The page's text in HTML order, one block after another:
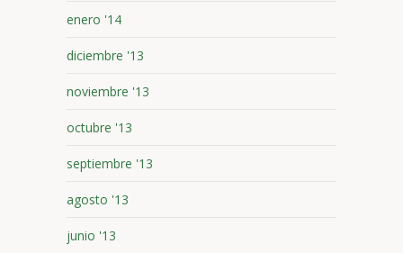
enero '14
diciembre '13
noviembre '13
octubre '13
septiembre '13
agosto '13
junio '13